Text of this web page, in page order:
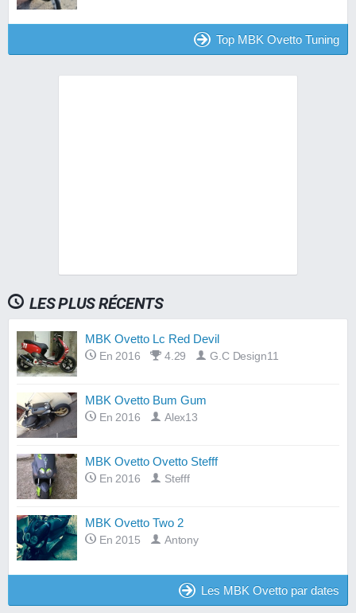
Top MBK Ovetto Tuning
LES PLUS RÉCENTS
MBK Ovetto Lc Red Devil
En 2016 4.29 G.C Design11
MBK Ovetto Bum Gum
En 2016 Alex13
MBK Ovetto Ovetto Stefff
En 2016 Stefff
MBK Ovetto Two 2
En 2015 Antony
Les MBK Ovetto par dates